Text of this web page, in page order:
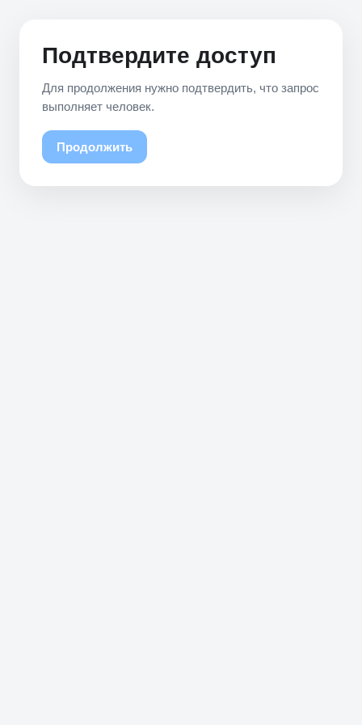
Подтвердите доступ
Для продолжения нужно подтвердить, что запрос
выполняет человек.
Продолжить